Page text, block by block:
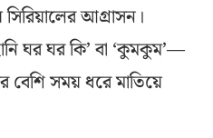
আগ্রাসন।
ঘর ঘর কি’ বা ‘কুমকুম’—
বেশি সময় ধরে মাতিয়ে